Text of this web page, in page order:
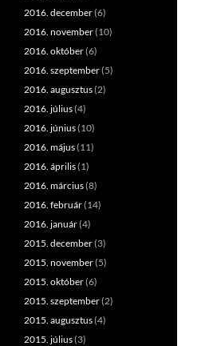
2016. december(6)
2016. november(10)
2016. október(6)
2016. szeptember(5)
2016. augusztus(2)
2016. július(4)
2016. június(10)
2016. május(11)
2016. április(1)
2016. március(8)
2016. február(14)
2016. január(4)
2015. december(3)
2015. november(5)
2015. október(6)
2015. szeptember(2)
2015. augusztus(4)
2015. július(3)